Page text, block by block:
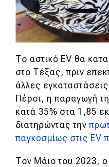
Το αστικό EV θα
στο Τέξας, πριν
άλλες
Πέρσι, η παραγωγή
κατά 35% στα 1,85
διατηρώντας την
παγκοσμίως στις EV
Tον Μάιο του 2023, ο